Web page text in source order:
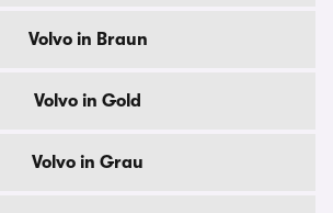
Volvo in Braun
Volvo in Gold
Volvo in Grau